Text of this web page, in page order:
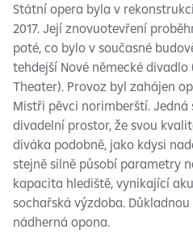
Státní opera byla v
2017. Její znovuotevření
poté, co bylo v současné
tehdejší Nové německé divadlo
Theater). Provoz byl zahájen
Mistři pěvci norimberští.
divadelní prostor, že svou
diváka podobně, jako kdysi
stejně silně působí parametry
kapacita hlediště, vynikající
sochařská výzdoba.
nádherná opona.